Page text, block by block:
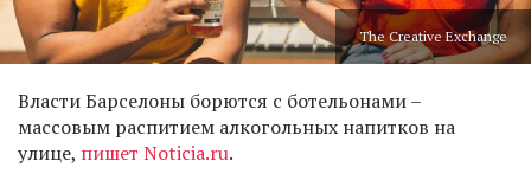
The Creative Exchange
Власти Барселоны борются с ботельонами –
массовым распитием алкогольных напитков на
улице, пишет Noticia.ru.